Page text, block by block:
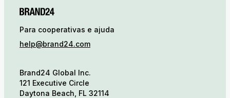
Para cooperativas e ajuda
help@brand24.com
Brand24 Global Inc.
121 Executive Circle
Daytona Beach, FL 32114